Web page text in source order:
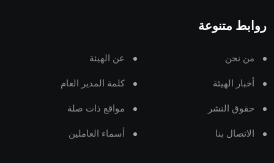
روابط متنوعة
من نحن عن الهيئة
أخبار الهيئة كلمة المدير العام
حقوق النشر مواقع ذات صلة
الاتصال بنا أسماء العاملين